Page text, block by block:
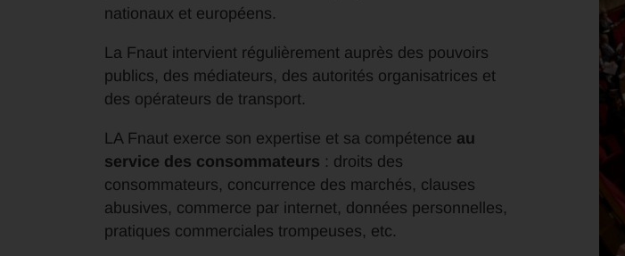
nationaux et européens.
La Fnaut intervient régulièrement auprès des pouvoirs
publics, des médiateurs, des autorités organisatrices et
des opérateurs de transport.
LA Fnaut exerce son expertise et sa compétence au
service des consommateurs : droits des
consommateurs, concurrence des marchés, clauses
abusives, commerce par internet, données personnelles,
pratiques commerciales trompeuses, etc.